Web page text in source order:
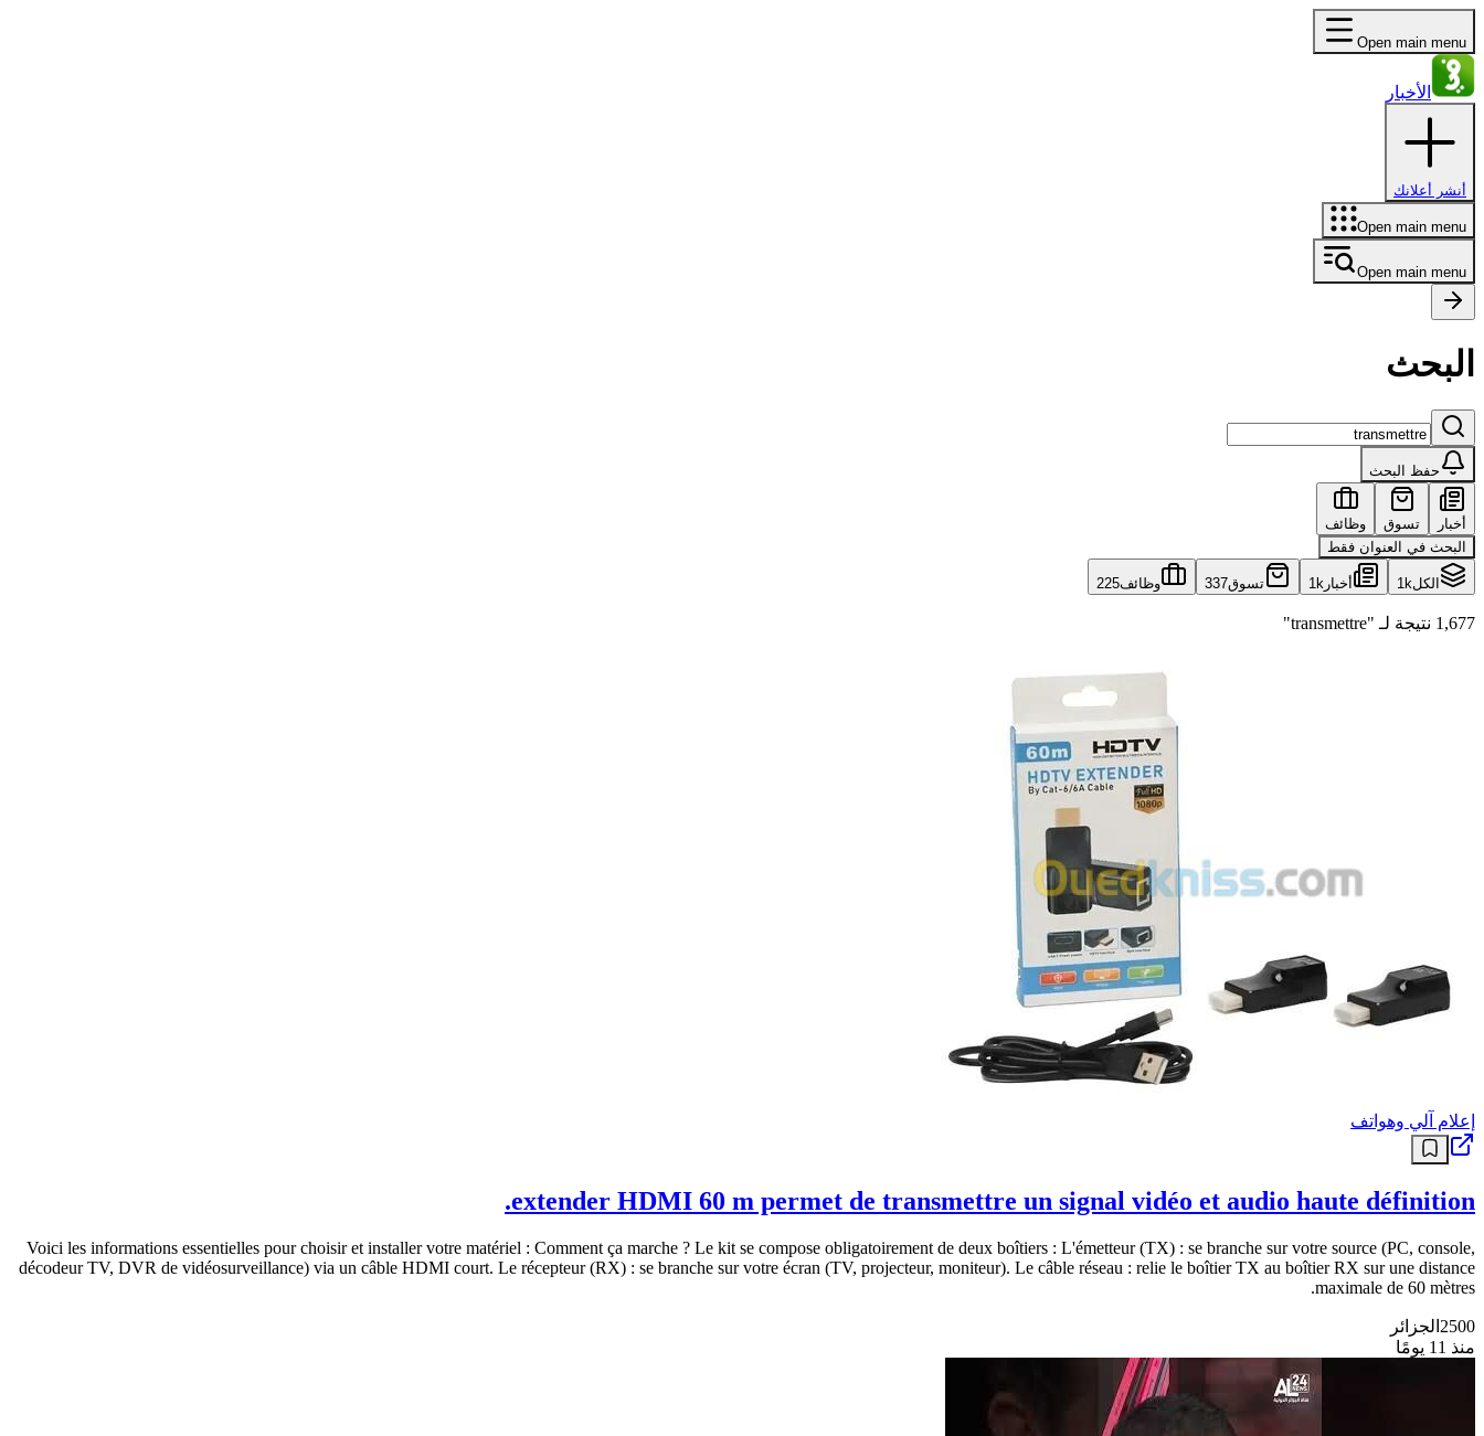
Open main menu
الأخبار
أنشر أعلانك
Open main menu
Open main menu
البحث
حفظ البحث
أخبار تسوق
وظائف
البحث في العنوان فقط
الكل1k أخبار 1k تسوق337 وظائف225
1,677 نتيجة لـ "transmettre"
إعلام آلي وهواتف
extender HDMI 60 m permet de transmettre un signal vidéo et audio haute définition.
Voici les informations essentielles pour choisir et installer votre matériel : Comment ça marche ? Le kit se compose obligatoirement de deux boîtiers : L'émetteur (TX) : se branche sur votre source (PC, console,
décodeur TV, DVR de vidéosurveillance) via un câble HDMI court. Le récepteur (RX) : se branche sur votre écran (TV, projecteur, moniteur). Le câble réseau : relie le boîtier TX au boîtier RX sur une distance
maximale de 60 mètres.
2500 الجزائر
منذ 11 يومًا